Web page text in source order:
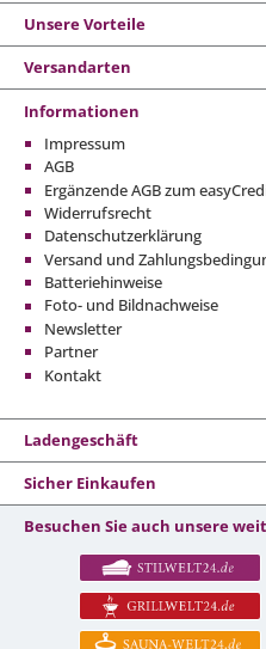
Unsere Vorteile
Versandarten
Informationen
Impressum
AGB
Ergänzende AGB zum
Widerrufsrecht
Datenschutzerklärung
Versand und
Batteriehinweise
Foto- und Bildnachweise
Newsletter
Partner
Kontakt
Ladengeschäft
Sicher Einkaufen
Besuchen Sie auch unsere